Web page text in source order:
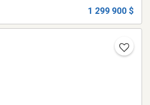
1 299 900 $